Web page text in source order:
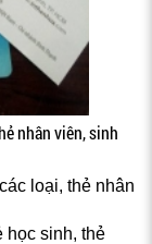
nhân viên, sinh
loại, thẻ nhân
học sinh, thẻ